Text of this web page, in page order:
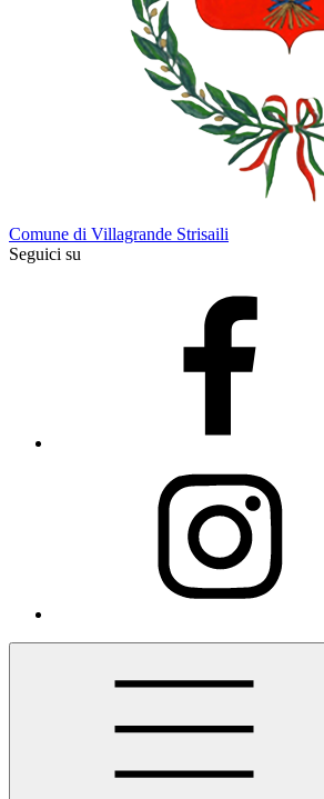
Comune di Villagrande Strisaili
Seguici su